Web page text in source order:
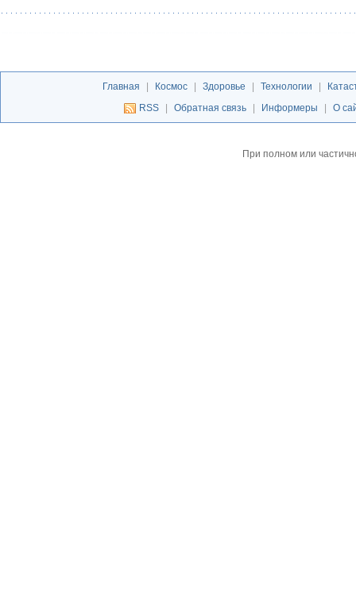
Главная | Космос | Здоровье | Технологии |
RSS
| Обратная связь | Информеры | О
При полном или